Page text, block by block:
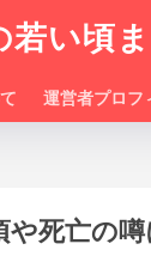
若い頃
運営者プロフ
死亡の噂